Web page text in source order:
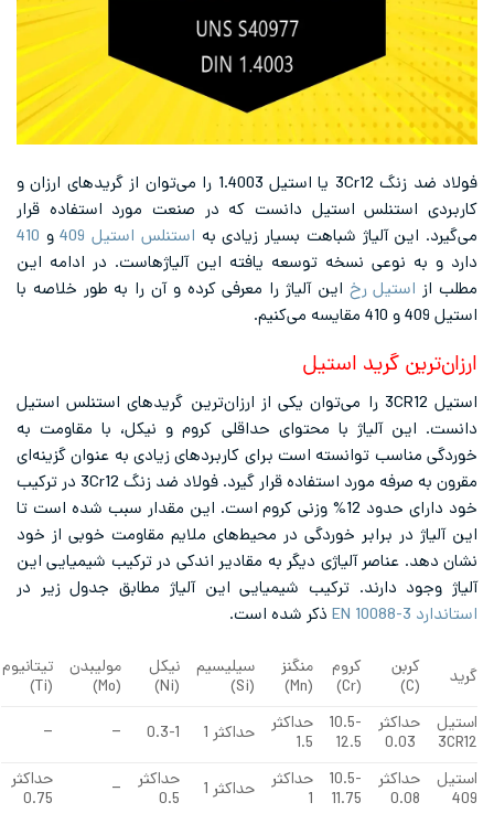
فولاد ضد زنگ 3Cr12 یا استیل 1.4003 را می‌توان از گریدهای ارزان و
استیل دانست که در صنعت مورد استفاده قرار
آلیاژ شباهت بسیار زیادی بهاستنلس استیل 409 و410
نسخه توسعه یافته این آلیاژ‌هاست. در ادامه این
رخاین آلیاژ را معرفی کرده و آن را به طور خلاصه با
گرید استیل
استیل 3CR12 را می‌توان یکی از ارزان‌ترین گریدهای استنلس استیل
آلیاژ با محتوای حداقلی کروم و نیکل، با مقاومت به
توانسته است برای کاربردهای زیادی به عنوان گزینه‌ای
مقرون به صرفه مورد استفاده قرار گیرد. فولاد ضد زنگ 3Cr12 در ترکیب
خود دارای حدود 12% وزنی کروم است. این مقدار سبب شده است تا
برابر خوردگی در محیط‌های ملایم مقاومت خوبی از خود
آلیاژی دیگر به مقادیر اندکی در ترکیب شیمیایی این
دارند. ترکیب شیمیایی این آلیاژ مطابق جدول زیر در
ذکر شده است.
(Cr)
منگنز
(Mn)
سیلیسیم
(Si)
نیکل
مولیبدن
تیتانیوم
10.5-
12.5
حداکثر
1.5
حداکثر 1 0.3-1
–
10.5-
حداکثر
1
حداکثر 1
حداکثر
0.5
–
حداکثر